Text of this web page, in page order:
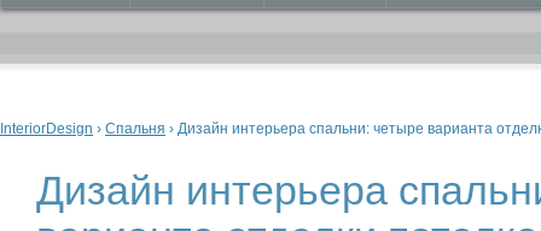
Вы здесь
InteriorDesign › Спальня › Дизайн интерьера спальни: четыре варианта
Дизайн интерьера